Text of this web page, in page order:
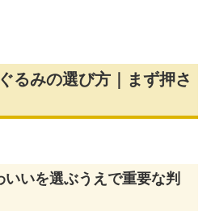
るみの選び方｜まず押さ
いを選ぶうえで重要な判